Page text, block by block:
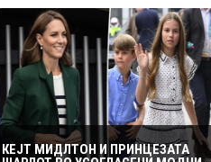
КЕЈТ МИДЛТОН И ПРИНЦЕЗАТА